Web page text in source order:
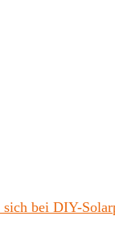
sich bei DIY-